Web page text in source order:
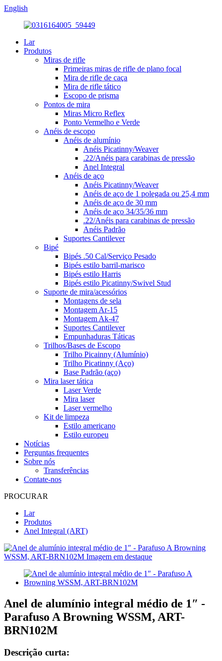
English
Lar
Produtos
Miras de rifle
Primeiras miras de rifle de plano focal
Mira de rifle de caça
Mira de rifle tático
Escopo de prisma
Pontos de mira
Miras Micro Reflex
Ponto Vermelho e Verde
Anéis de escopo
Anéis de alumínio
Anéis Picatinny/Weaver
.22/Anéis para carabinas de pressão
Anel Integral
Anéis de aço
Anéis Picatinny/Weaver
Anéis de aço de 1 polegada ou 25,4 mm
Anéis de aço de 30 mm
Anéis de aço 34/35/36 mm
.22/Anéis para carabinas de pressão
Anéis Padrão
Suportes Cantilever
Bipé
Bipés .50 Cal/Serviço Pesado
Bipés estilo barril-marisco
Bipés estilo Harris
Bipés estilo Picatinny/Swivel Stud
Suporte de mira/acessórios
Montagens de sela
Montagem Ar-15
Montagem Ak-47
Suportes Cantilever
Empunhaduras Táticas
Trilhos/Bases de Escopo
Trilho Picainny (Alumínio)
Trilho Picatinny (Aço)
Base Padrão (aço)
Mira laser tática
Laser Verde
Mira laser
Laser vermelho
Kit de limpeza
Estilo americano
Estilo europeu
Notícias
Perguntas frequentes
Sobre nós
Transferências
Contate-nos
PROCURAR
Lar
Produtos
Anel Integral (ART)
Anel de alumínio integral médio de 1″ -
Parafuso A Browning WSSM, ART-
BRN102M
Descrição curta: